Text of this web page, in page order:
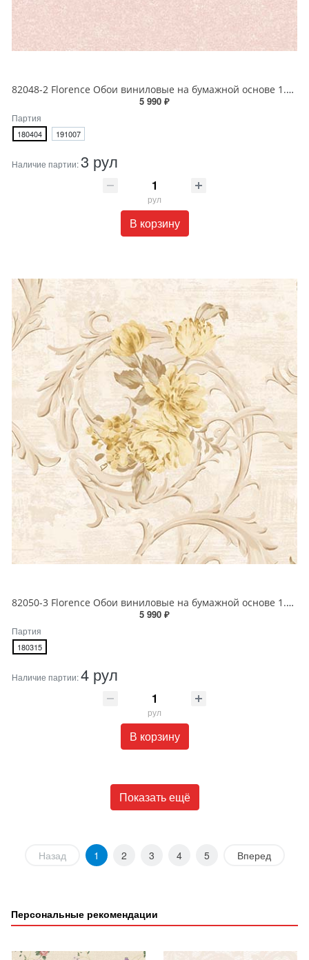
82048-2 Florence Обои виниловые на бумажной основе 1.06*15.6
5 990 ₽
Партия
180404 191007
Наличие партии:3 рул
рул
В корзину
82050-3 Florence Обои виниловые на бумажной основе 1.06*15.6
5 990 ₽
Партия
180315
Наличие партии:4 рул
рул
В корзину
Показать ещё
Назад 1 2 3 4 5 Вперед
Персональные рекомендации